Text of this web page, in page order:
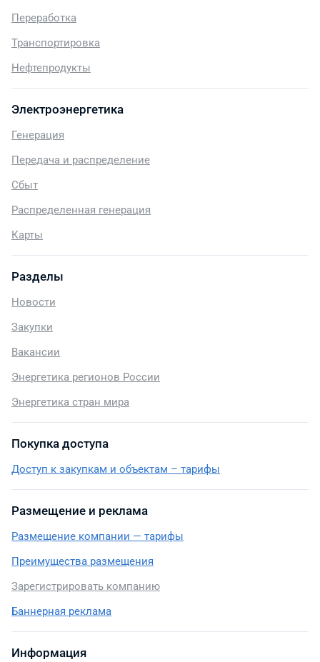
Переработка
Транспортировка
Нефтепродукты
Электроэнергетика
Генерация
Передача и распределение
Сбыт
Распределенная генерация
Карты
Разделы
Новости
Закупки
Вакансии
Энергетика регионов России
Энергетика стран мира
Покупка доступа
Доступ к закупкам и объектам – тарифы
Размещение и реклама
Размещение компании — тарифы
Преимущества размещения
Зарегистрировать компанию
Баннерная реклама
Информация